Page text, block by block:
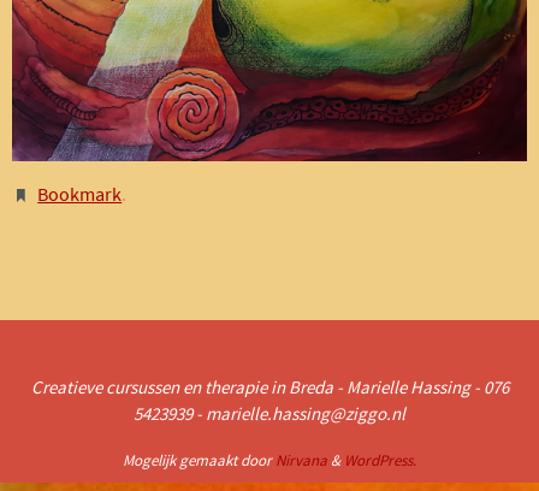
Bookmark.
Creatieve cursussen en therapie in Breda - Marielle Hassing - 076
5423939 - marielle.hassing@ziggo.nl
Mogelijk gemaakt doorNirvana & WordPress.